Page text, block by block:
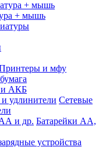
+ мышь
и мфу
АКБ
Сетевые
Батарейки АА,